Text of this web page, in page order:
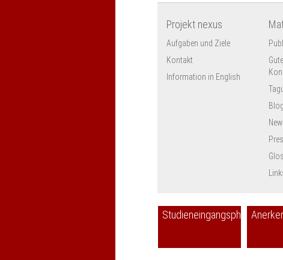
Projekt nexus
Aufgaben und Ziele
Kontakt
Information in English
Blog
Studieneingangsphase